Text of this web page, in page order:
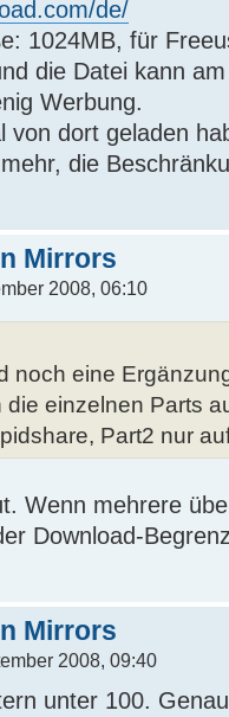
de/
1024MB, für
die Datei kann
Werbung.
von dort geladen
die
Mirrors
2008, 06:10
noch eine
die einzelnen Parts
Part2 nur
Wenn mehrere
Download-
Mirrors
2008, 09:40
unter 100.